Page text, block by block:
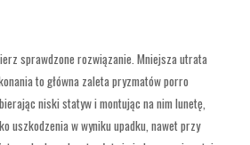
sprawdzone rozwiązanie. Mniejsza utrata
to główna zaleta pryzmatów porro
niski statyw i montując na nim lunetę,
uszkodzenia w wyniku upadku, nawet przy